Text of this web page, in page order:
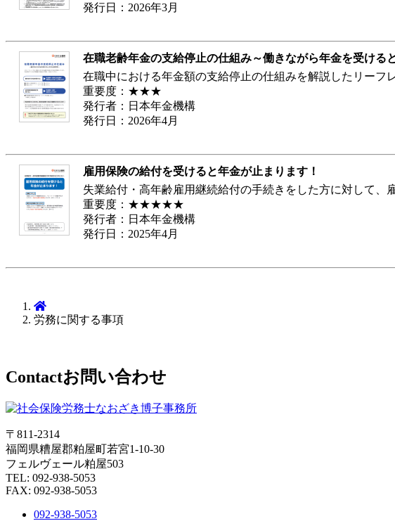
発行日：2026年3月
在職老齢年金の支給停止の仕組み～働きながら年金を受ける
在職中における年金額の支給停止の仕組みを解説したリーフ
重要度：★★★
発行者：日本年金機構
発行日：2026年4月
雇用保険の給付を受けると年金が止まります！
失業給付・高年齢雇用継続給付の手続きをした方に対して
重要度：★★★★★
発行者：日本年金機構
発行日：2025年4月
労務に関する事項
Contactお問い合わせ
〒811-2314
福岡県糟屋郡粕屋町若宮1-10-30
フェルヴェール粕屋503
TEL: 092-938-5053
FAX: 092-938-5053
092-938-5053